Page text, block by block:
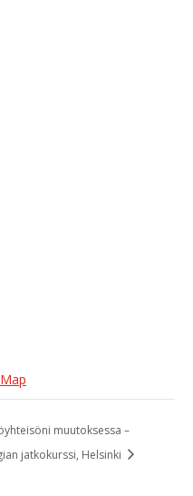
muutoksessa –
jatkokurssi, Helsinki